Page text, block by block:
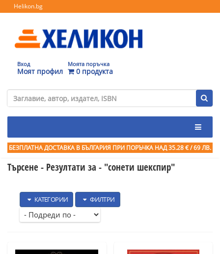
Helikon.bg
Вход
Моят профил
Моята поръчка
0 продукта
БЕЗПЛАТНА ДОСТАВКА В БЪЛГАРИЯ ПРИ ПОРЪЧКА НАД 35.28 € / 69 ЛВ.
Търсене - Резултати за - "сонети шекспир"
КАТЕГОРИИ ФИЛТРИ